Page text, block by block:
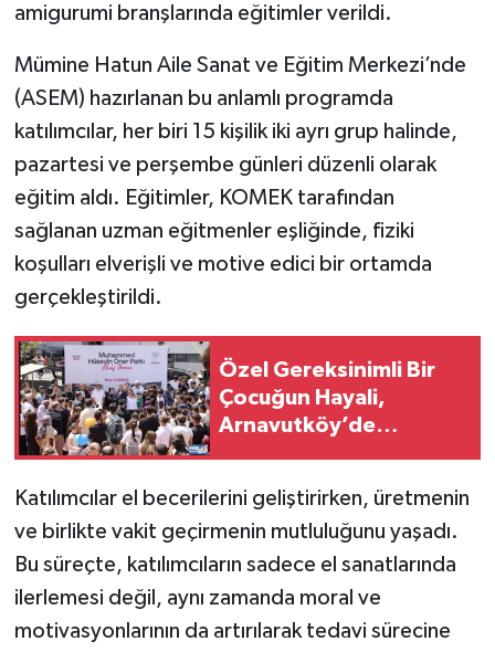
amigurumi branşlarında eğitimler verildi.
Mümine Hatun Aile Sanat ve Eğitim Merkezi’nde
(ASEM) hazırlanan bu anlamlı programda
katılımcılar, her biri 15 kişilik iki ayrı grup halinde,
pazartesi ve perşembe günleri düzenli olarak
eğitim aldı. Eğitimler, KOMEK tarafından
sağlanan uzman eğitmenler eşliğinde, fiziki
koşulları elverişli ve motive edici bir ortamda
gerçekleştirildi.
Özel Gereksinimli Bir
Çocuğun Hayali,
Arnavutköy’de
Katılımcılar el becerilerini geliştirirken, üretmenin
ve birlikte vakit geçirmenin mutluluğunu yaşadı.
Bu süreçte, katılımcıların sadece el sanatlarında
ilerlemesi değil, aynı zamanda moral ve
motivasyonlarının da artırılarak tedavi sürecine